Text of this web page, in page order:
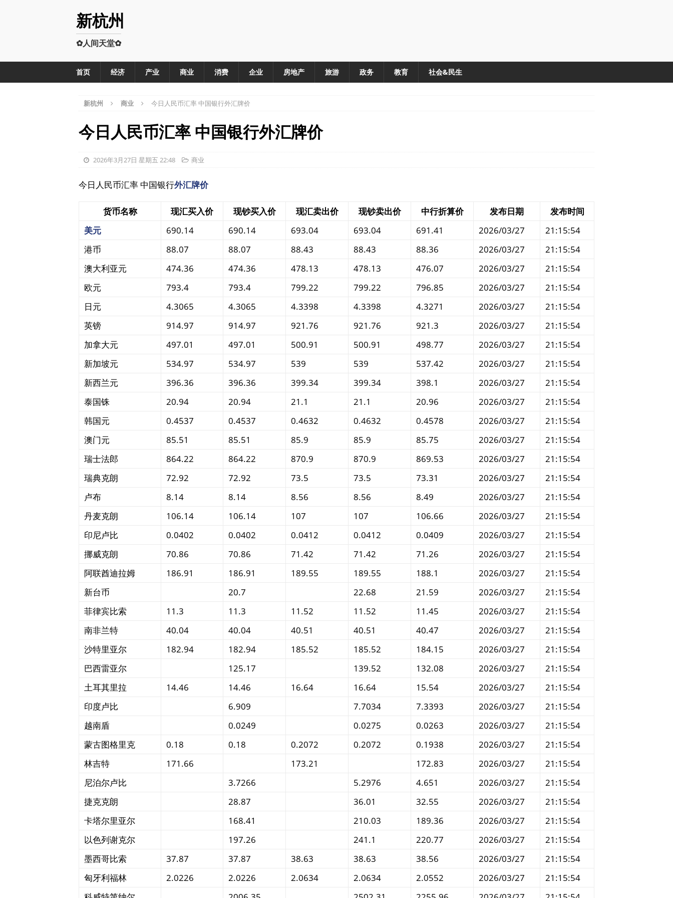
新杭州
✿人间天堂✿
首页 经济 产业 商业 消费 企业 房地产 旅游 政务 教育 社会&民生
新杭州 商业 今日人民币汇率 中国银行外汇牌价
今日人民币汇率 中国银行外汇牌价
2026年3月27日 星期五 22:48 商业
今日人民币汇率 中国银行外汇牌价
货币名称 现汇买入价 现钞买入价 现汇卖出价 现钞卖出价 中行折算价 发布日期
发布时间
美元
690.14 690.14 693.04 693.04 691.41 2026/03/27
21:15:54
港币
88.07 88.07 88.43 88.43 88.36 2026/03/27
21:15:54
澳大利亚元
474.36 474.36 478.13 478.13 476.07 2026/03/27
21:15:54
欧元
793.4 793.4 799.22 799.22 796.85 2026/03/27
21:15:54
日元
4.3065 4.3065 4.3398 4.3398 4.3271 2026/03/27
21:15:54
英镑
914.97 914.97 921.76 921.76 921.3 2026/03/27
21:15:54
加拿大元
497.01 497.01 500.91 500.91 498.77 2026/03/27
21:15:54
新加坡元
534.97 534.97 539 539 537.42 2026/03/27
21:15:54
新西兰元
396.36 396.36 399.34 399.34 398.1 2026/03/27
21:15:54
泰国铢
20.94 20.94 21.1 21.1 20.96 2026/03/27
21:15:54
韩国元
0.4537 0.4537 0.4632 0.4632 0.4578 2026/03/27
21:15:54
澳门元
85.51 85.51 85.9 85.9 85.75 2026/03/27
21:15:54
瑞士法郎
864.22 864.22 870.9 870.9 869.53 2026/03/27
21:15:54
瑞典克朗
72.92 72.92 73.5 73.5 73.31 2026/03/27
21:15:54
卢布
8.14 8.14 8.56 8.56 8.49 2026/03/27
21:15:54
丹麦克朗
106.14 106.14 107 107 106.66 2026/03/27
21:15:54
印尼卢比
0.0402 0.0402 0.0412 0.0412 0.0409 2026/03/27
21:15:54
挪威克朗
70.86 70.86 71.42 71.42 71.26 2026/03/27
21:15:54
阿联酋迪拉姆
186.91 186.91 189.55 189.55 188.1 2026/03/27
21:15:54
新台币
20.7 22.68 21.59 2026/03/27
21:15:54
菲律宾比索
11.3 11.3 11.52 11.52 11.45 2026/03/27
21:15:54
南非兰特
40.04 40.04 40.51 40.51 40.47 2026/03/27
21:15:54
沙特里亚尔
182.94 182.94 185.52 185.52 184.15 2026/03/27
21:15:54
巴西雷亚尔
125.17 139.52 132.08 2026/03/27
21:15:54
土耳其里拉
14.46 14.46 16.64 16.64 15.54 2026/03/27
21:15:54
印度卢比
6.909 7.7034 7.3393 2026/03/27
21:15:54
越南盾
0.0249 0.0275 0.0263 2026/03/27
21:15:54
蒙古图格里克
0.18 0.18 0.2072 0.2072 0.1938 2026/03/27
21:15:54
林吉特
171.66 173.21 172.83 2026/03/27
21:15:54
尼泊尔卢比
3.7266 5.2976 4.651 2026/03/27
21:15:54
捷克克朗
28.87 36.01 32.55 2026/03/27
21:15:54
卡塔尔里亚尔
168.41 210.03 189.36 2026/03/27
21:15:54
以色列谢克尔
197.26 241.1 220.77 2026/03/27
21:15:54
墨西哥比索
37.87 37.87 38.63 38.63 38.56 2026/03/27
21:15:54
匈牙利福林
2.0226 2.0226 2.0634 2.0634 2.0552 2026/03/27
21:15:54